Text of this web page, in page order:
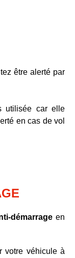
être alerté par
utilisée car elle
en cas de vol
démarrageen
votre véhicule à